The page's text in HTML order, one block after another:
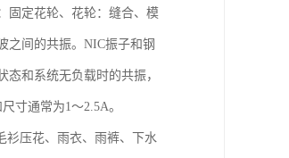
固定花轮、花轮：缝合、模
之间的共振。NIC振子和钢
和系统无负载时的共振，
寸通常为1～2.5A。
衫压花、雨衣、雨裤、下水